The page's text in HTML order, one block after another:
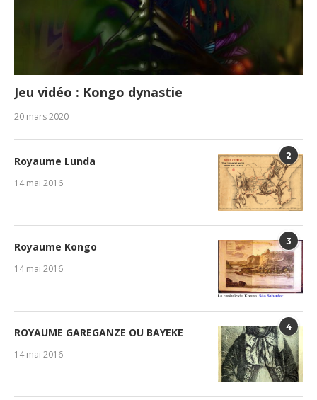
Jeu vidéo : Kongo dynastie
20 mars 2020
2
Royaume Lunda
14 mai 2016
3
Royaume Kongo
14 mai 2016
4
ROYAUME GAREGANZE OU BAYEKE
14 mai 2016